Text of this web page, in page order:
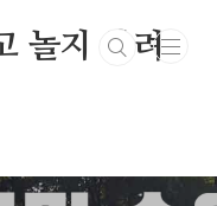
놀지 알려